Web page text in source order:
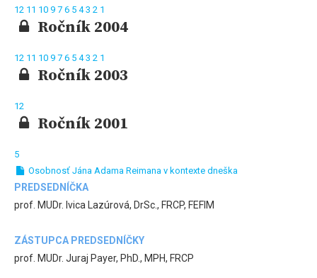
12 11 10 9 7 6 5 43 2 1
Ročník 2004
12 11 10 9 7 6 5 43 2 1
Ročník 2003
12
Ročník 2001
5
Osobnosť Jána Adama Reimana v kontexte dneška
PREDSEDNÍČKA
prof. MUDr. Ivica Lazúrová, DrSc., FRCP, FEFIM
ZÁSTUPCA PREDSEDNÍČKY
prof. MUDr. Juraj Payer, PhD., MPH, FRCP